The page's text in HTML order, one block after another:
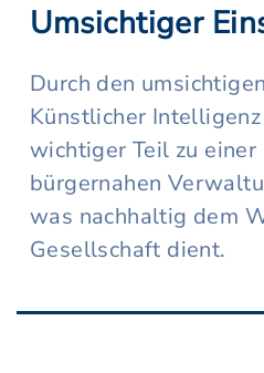
Umsichtiger
Durch den
Künstlicher
wichtiger Teil zu einer
bürgernahen
was nachhaltig dem
Gesellschaft dient.